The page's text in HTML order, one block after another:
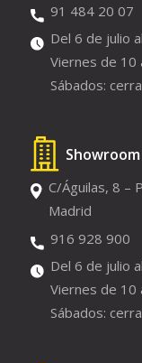
91 484 20 07
Del 6 de julio
Viernes de 10
Sábados:
Showroom
C/Águilas, 8 –
Madrid
916 928 900
Del 6 de julio
Viernes de 10
Sábados: